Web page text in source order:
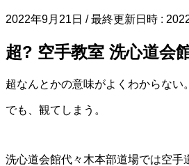
2022年9月21日 / 最終更新日時 :
超? 空手教室 洗心道会
超なんとかの意味がよくわからない。
でも、観てしまう。
洗心道会館代々木本部道場では空手